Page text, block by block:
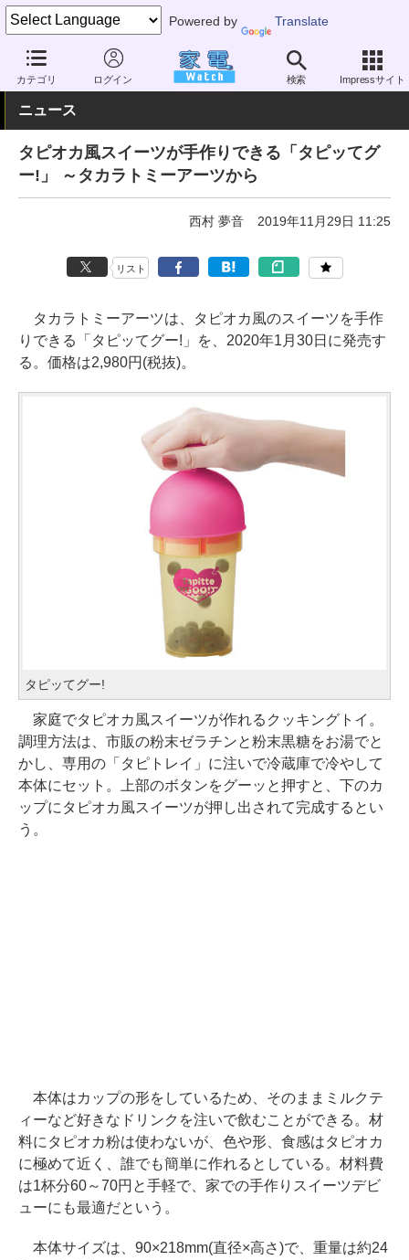
Powered by Translate
カテゴリ ログイン 検索 Impressサイト
家電 Watch その他・家電 雑貨 キッチン雑貨
ニュース
タピオカ風スイーツが手作りできる「タピッてグ
ー!」 ～タカラトミーアーツから
西村 夢音 2019年11月29日 11:25
リスト
タカラトミーアーツは、タピオカ風のスイーツを手作
りできる「タピッてグー!」を、2020年1月30日に発売す
る。価格は2,980円(税抜)。
タピッてグー!
家庭でタピオカ風スイーツが作れるクッキングトイ。
調理方法は、市販の粉末ゼラチンと粉末黒糖をお湯でと
かし、専用の「タピトレイ」に注いで冷蔵庫で冷やして
本体にセット。上部のボタンをグーッと押すと、下のカ
ップにタピオカ風スイーツが押し出されて完成するとい
う。
本体はカップの形をしているため、そのままミルクテ
ィーなど好きなドリンクを注いで飲むことができる。材
料にタピオカ粉は使わないが、色や形、食感はタピオカ
に極めて近く、誰でも簡単に作れるとしている。材料費
は1杯分60～70円と手軽で、家での手作りスイーツデビ
ューにも最適だという。
本体サイズは、90×218mm(直径×高さ)で、重量は約24